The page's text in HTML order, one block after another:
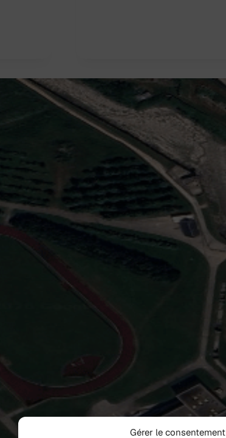
Gérer le consentement